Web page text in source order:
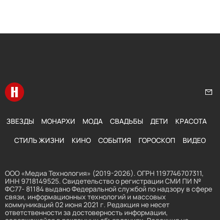
Перейти на главную
ЗВЕЗДЫ МОНАРХИ МОДА СВАДЬБЫ ДЕТИ КРАСОТА
СТИЛЬ ЖИЗНИ КИНО СОБЫТИЯ ГОРОСКОП ВИДЕО
ООО «Медиа Технология» (2019-2026). ОГРН 1197746707311,
ИНН 9718149525. Свидетельство о регистрации СМИ ПИ №
ФС77- 81184 выдано Федеральной службой по надзору в сфере
связи, информационных технологий и массовых
коммуникаций 02 июня 2021 г. Редакция не несет
ответственности за достоверность информации,